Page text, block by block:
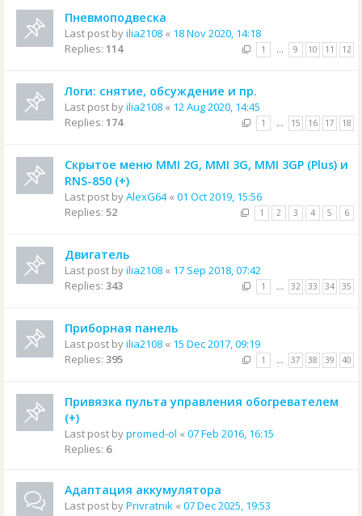
Пневмоподвеска
Last post byilia2108 « 18 Nov 2020, 14:18
Replies: 114 1 … 9 10 11 12
Логи: снятие, обсуждение и пр.
Last post byilia2108 « 12 Aug 2020, 14:45
Replies: 174 1 … 15 16 17 18
Скрытое меню MMI 2G, MMI 3G, MMI 3GP (Plus) и
RNS-850 (+)
Last post byAlexG64« 01 Oct 2019, 15:56
Replies: 52 1 2 3 4 5 6
Двигатель
Last post byilia2108 « 17 Sep 2018, 07:42
Replies: 343 1 … 32 33 34 35
Приборная панель
Last post byilia2108 « 15 Dec 2017, 09:19
Replies: 395 1 … 37 38 39 40
Привязка пульта управления обогревателем
(+)
Last post bypromed-ol « 07 Feb 2016, 16:15
Replies: 6
Адаптация аккумулятора
Last post byPrivratnik « 07 Dec 2025, 19:53